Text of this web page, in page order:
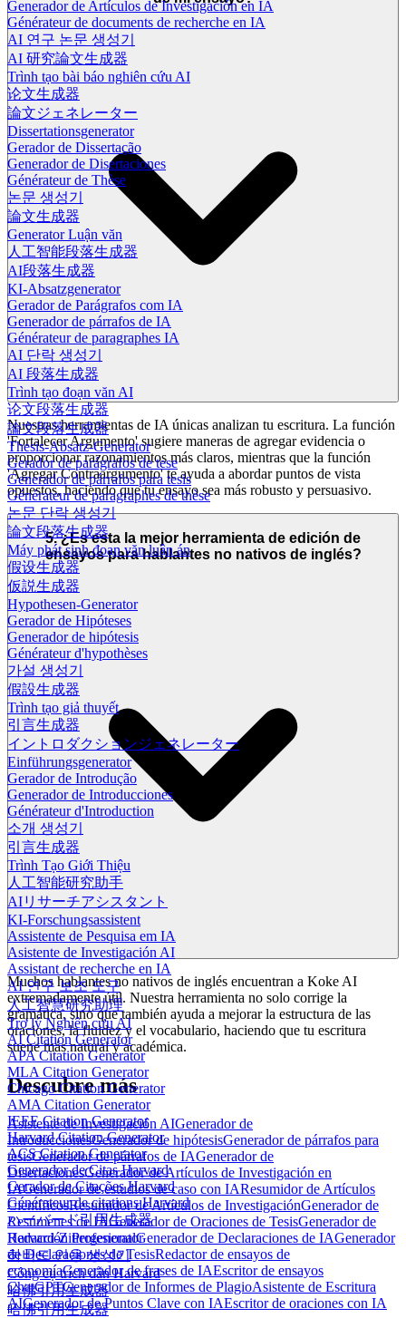
Generador de Artículos de Investigación en IA
Générateur de documents de recherche en IA
AI 연구 논문 생성기
AI 研究論文生成器
Trình tạo bài báo nghiên cứu AI
论文生成器
論文ジェネレーター
Dissertationsgenerator
Gerador de Dissertação
Generador de Disertaciones
Générateur de Thèse
논문 생성기
論文生成器
Generator Luận văn
人工智能段落生成器
AI段落生成器
KI-Absatzgenerator
Gerador de Parágrafos com IA
Generador de párrafos de IA
Générateur de paragraphes IA
AI 단락 생성기
AI 段落生成器
Trình tạo đoạn văn AI
论文段落生成器
論文段落生成器
Thesis-Absatz-Generator
Gerador de parágrafos de tese
Generador de párrafos para tesis
Générateur de paragraphes de thèse
논문 단락 생성기
論文段落生成器
Máy phát sinh đoạn văn luận án
假设生成器
仮説生成器
Hypothesen-Generator
Gerador de Hipóteses
Generador de hipótesis
Générateur d'hypothèses
가설 생성기
假設生成器
Trình tạo giả thuyết
引言生成器
イントロダクションジェネレーター
Einführungsgenerator
Gerador de Introdução
Generador de Introducciones
Générateur d'Introduction
소개 생성기
引言生成器
Trình Tạo Giới Thiệu
人工智能研究助手
AIリサーチアシスタント
KI-Forschungsassistent
Assistente de Pesquisa em IA
Asistente de Investigación AI
Assistant de recherche en IA
AI 연구 보조 도구
人工智慧研究助理
Trợ lý Nghiên cứu AI
AI Citation Generator
APA Citation Generator
MLA Citation Generator
Chicago Citation Generator
AMA Citation Generator
IEEE Citation Generator
Harvard Citation Generator
ACS Citation Generator
Generador de Citas Harvard
Gerador de Citações Harvard
Générateur de citations Harvard
ハーバード引用生成器
Harvard-Zitiergenerator
하버드 인용 생성기
Công cụ trích dẫn Harvard
哈佛引用生成器
哈佛引用生成器
Nuestras herramientas de IA únicas analizan tu escritura. La función
'Fortalecer Argumento' sugiere maneras de agregar evidencia o
proporcionar razonamientos más claros, mientras que la función
'Agregar Contraargumento' te ayuda a abordar puntos de vista
opuestos, haciendo que tu ensayo sea más robusto y persuasivo.
5. ¿Es esta la mejor herramienta de edición de
ensayos para hablantes no nativos de inglés?
Muchos hablantes no nativos de inglés encuentran a Koke AI
extremadamente útil. Nuestra herramienta no solo corrige la
gramática, sino que también ayuda a mejorar la estructura de las
oraciones, la fluidez y el vocabulario, haciendo que tu escritura
suene más natural y académica.
Descubre más
Asistente de Investigación AIGenerador de
IntroduccionesGenerador de hipótesisGenerador de párrafos para
tesisGenerador de párrafos de IAGenerador de
DisertacionesGenerador de Artículos de Investigación en
IAGenerador de estudios de caso con IAResumidor de Artículos
CientíficosResumidor de Artículos de InvestigaciónGenerador de
Resúmenes de IAGenerador de Oraciones de TesisGenerador de
Redacción ProfesionalGenerador de Declaraciones de IAGenerador
de Declaraciones de TesisRedactor de ensayos de
economíaGenerador de frases de IAEscritor de ensayos
ChatGPTGenerador de Informes de PlagioAsistente de Escritura
AIGenerador de Puntos Clave con IAEscritor de oraciones con IA